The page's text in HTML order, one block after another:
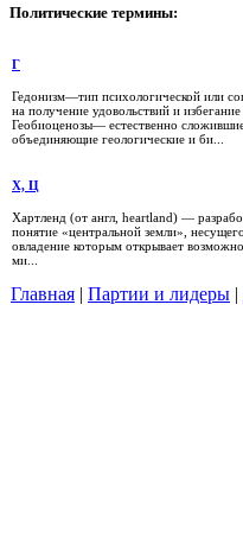
Политические термины:
Г
Гедонизм—тип психологической или
на получение удовольствий и
Геобиоценозы— естественно
объединяющие геологические и би...
Х, Ц
Хартленд (от англ, heartland) —
понятие «центральной земли»,
овладение которым открывает
ми...
Главная | Партии и лидеры |